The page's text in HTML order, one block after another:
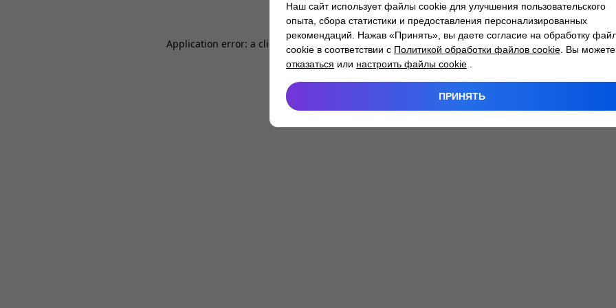
Application error: a client -side exception has occurred while loading atlantm.by (see the
Наш сайт использует файлы cookie для улучшения пользовательского
опыта, сбора статистики и предоставления персонализированных
рекомендаций. Нажав «Принять», вы даете согласие на обработку
cookie в соответствии с Политикой обработки файлов cookie . Вы можете
отказаться или настроить файлы cookie
ПРИНЯТЬ